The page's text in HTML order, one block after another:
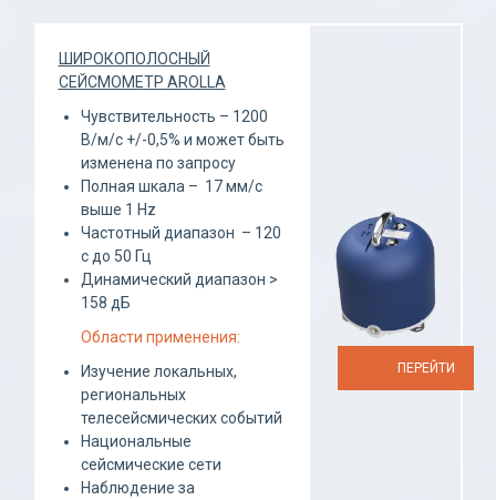
ШИРОКОПОЛОСНЫЙ
СЕЙСМОМЕТР AROLLA
Чувствительность – 1200
В/м/с +/-0,5% и может быть
изменена по запросу
Полная шкала – 17 мм/с
выше 1 Hz
Частотный диапазон – 120
с до 50 Гц
Динамический диапазон >
158 дБ
Области применения:
Изучение локальных,
региональных
телесейсмических событий
Национальные
сейсмические сети
Наблюдение за
ПЕРЕЙТИ